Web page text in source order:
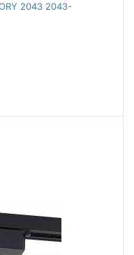
2043 2043-